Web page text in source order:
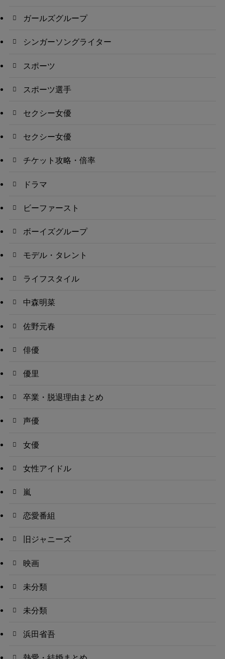
ガールズグループ
シンガーソングライター
スポーツ
スポーツ選手
セクシー女優
セクシー女優
チケット攻略・倍率
ドラマ
ビーファースト
ボーイズグループ
モデル・タレント
ライフスタイル
中森明菜
佐野元春
俳優
優里
卒業・脱退理由まとめ
声優
女優
女性アイドル
嵐
恋愛番組
旧ジャニーズ
映画
未分類
未分類
浜田省吾